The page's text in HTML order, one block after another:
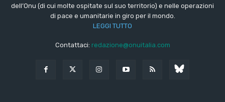
dell’Onu (di cui molte ospitate sul suo territorio) e nelle operazioni
di pace e umanitarie in giro per il mondo.
LEGGI TUTTO
Contattaci: redazione@onuitalia.com